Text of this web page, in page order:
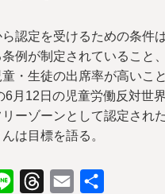
認定を受けるための条件
例が制定されていること
・生徒の出席率が高いこ
6月12日の児童労働反対世
ーゾーンとして認定され
は目標を語る。
Line ThreadsEmail